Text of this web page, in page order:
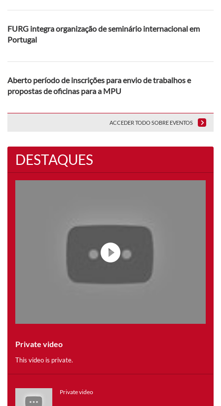
FURG integra organização de seminário internacional em
Portugal
Aberto período de inscrições para envio de trabalhos e
propostas de oficinas para a MPU
ACCEDER TODO SOBRE EVENTOS
DESTAQUES
Private video
This video is private.
Private video